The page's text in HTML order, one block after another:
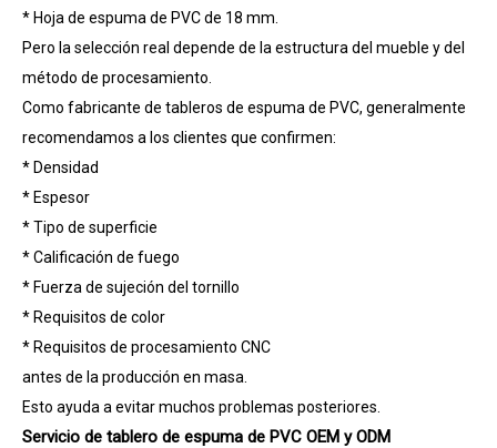
* Hoja de espuma de PVC de 18 mm.
Pero la selección real depende de la estructura del mueble y del
método de procesamiento.
Como fabricante de tableros de espuma de PVC, generalmente
recomendamos a los clientes que confirmen:
* Densidad
* Espesor
* Tipo de superficie
* Calificación de fuego
* Fuerza de sujeción del tornillo
* Requisitos de color
* Requisitos de procesamiento CNC
antes de la producción en masa.
Esto ayuda a evitar muchos problemas posteriores.
Servicio de tablero de espuma de PVC OEM y ODM